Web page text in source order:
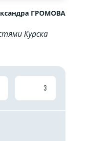
ГРОМОВА
Курска
3